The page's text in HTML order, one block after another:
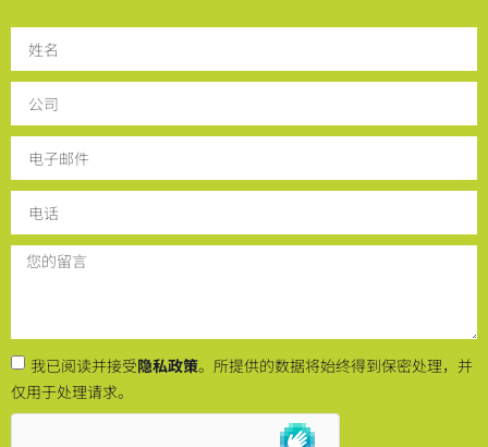
我已阅读并接受隐私政策。所提供的数据将始终得到保密处理，并
仅用于处理请求。